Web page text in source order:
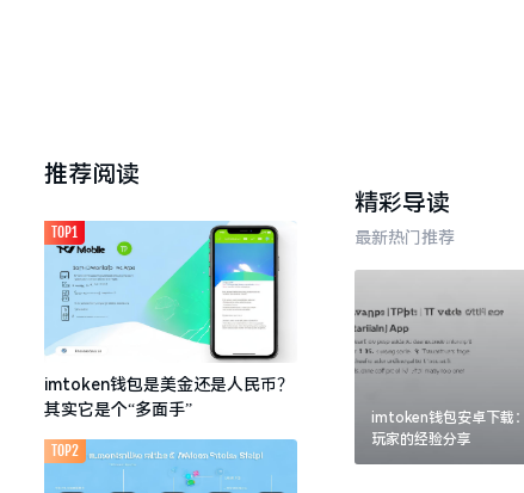
推荐阅读
imtoken钱包是美金还是人民币？
其实它是个“多面手”
TOP1
TOP2
精彩导读
最新热门推荐
imtoken钱包安卓下载
玩家的经验分享